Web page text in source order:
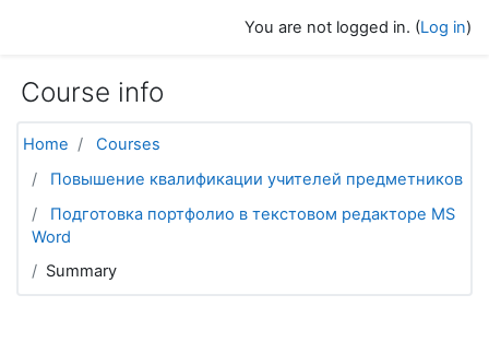
You are not logged in. (Log in)
Course info
Home
Courses
Повышение квалификации учителей предметников
Подготовка портфолио в текстовом редакторе MS
Word
Summary